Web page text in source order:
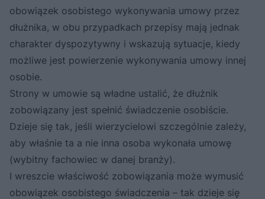
obowiązek osobistego wykonywania umowy przez
dłużnika, w obu przypadkach przepisy mają jednak
charakter dyspozytywny i wskazują sytuacje, kiedy
możliwe jest powierzenie wykonywania umowy innej
osobie.
Strony w umowie są władne ustalić, że dłużnik
zobowiązany jest spełnić świadczenie osobiście.
Dzieje się tak, jeśli wierzycielowi szczególnie zależy,
aby właśnie ta a nie inna osoba wykonała umowę
(wybitny fachowiec w danej branży).
I wreszcie właściwość zobowiązania może wymusić
obowiązek osobistego świadczenia – tak dzieje się